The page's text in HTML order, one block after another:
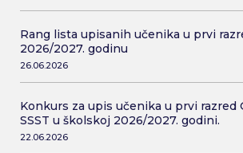
Rang lista upisanih učenika u prvi
2026/2027. godinu
26.06.2026
Konkurs za upis učenika u prvi razred
SSST u školskoj 2026/2027. godini.
22.06.2026